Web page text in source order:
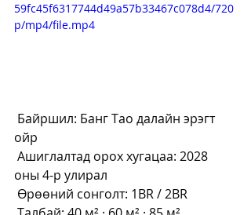
59fc45f6317744d49a57b33467c078d4/720
p/mp4/file.mp4
Байршил: Банг Тао далайн эрэгт
ойр
Ашиглалтад орох хугацаа: 2028
оны 4-р улирал
Өрөөний сонголт: 1BR / 2BR